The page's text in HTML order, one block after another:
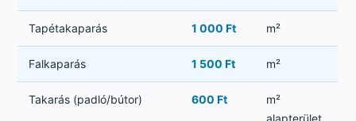
Tapétakaparás 1 000 Ft m²
Falkaparás 1 500 Ft m²
Takarás (padló/bútor) 600 Ft
m²
alapterület